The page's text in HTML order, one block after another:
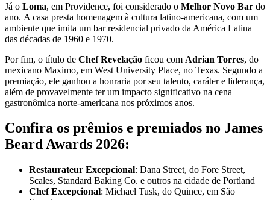
Já o Loma, em Providence, foi considerado o Melhor Novo Bar do
ano. A casa presta homenagem à cultura latino-americana, com um
ambiente que imita um bar residencial privado da América Latina
das décadas de 1960 e 1970.
Por fim, o título de Chef Revelação ficou com Adrian Torres, do
mexicano Maximo, em West University Place, no Texas. Segundo a
premiação, ele ganhou a honraria por seu talento, caráter e liderança,
além de provavelmente ter um impacto significativo na cena
gastronômica norte-americana nos próximos anos.
Confira os prêmios e premiados no James
Beard Awards 2026:
Restaurateur Excepcional: Dana Street, do Fore Street,
Scales, Standard Baking Co. e outros na cidade de Portland
Chef Excepcional: Michael Tusk, do Quince, em São